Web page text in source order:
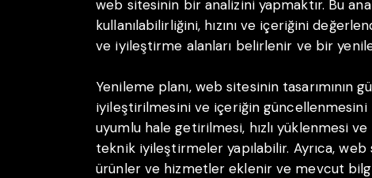
web sitesinin bir analizini yapmaktır. Bu
kullanılabilirliğini, hızını ve içeriğini
ve iyileştirme alanları belirlenir ve bir
Yenileme planı, web sitesinin tasarımının
iyileştirilmesini ve içeriğin
uyumlu hale getirilmesi, hızlı yüklenmesi
teknik iyileştirmeler yapılabilir. Ayrıca,
ürünler ve hizmetler eklenir ve mevcut